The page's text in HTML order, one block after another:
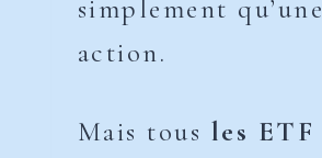
simplement qu’une
action.
Mais tous les ETF